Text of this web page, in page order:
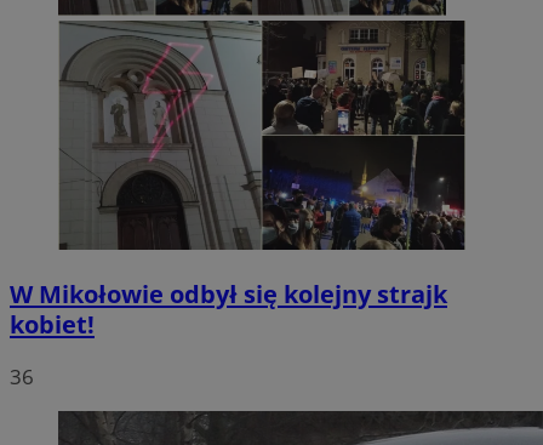
W Mikołowie odbył się kolejny strajk
kobiet!
36